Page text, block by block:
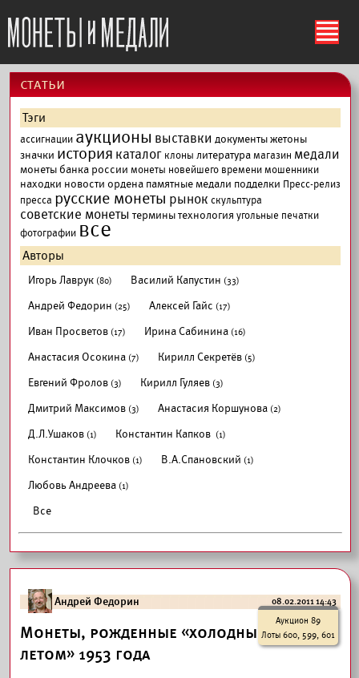
ś
cтатьи
Тэги
ассигнации аукционы выставки документыжетоны
значки история каталог клоны литературамагазин медали
монеты банка россии монеты новейшего временимошенники
находки новости ордена памятные медали подделки Пресс-релиз
пресса русские монеты рынок скульптура
советские монеты терминытехнология угольные печатки
фотографии все
Авторы
Игорь Лаврук (80) Василий Капустин (33)
Андрей Федорин (25) Алексей Гайс (17)
Иван Просветов (17) Ирина Сабинина (16)
Анастасия Осокина (7) Кирилл Секретёв (5)
Евгений Фролов (3) Кирилл Гуляев (3)
Дмитрий Максимов (3) Анастасия Коршунова (2)
Д.Л.Ушаков (1) Константин Капков (1)
Константин Клочков (1) В.А.Спановский (1)
Любовь Андреева (1)
Все
Андрей Федорин
08.02.2011 14:43
Аукцион 89
Лоты 600, 599, 601
Монеты, рожденные «холодным
летом» 1953 года